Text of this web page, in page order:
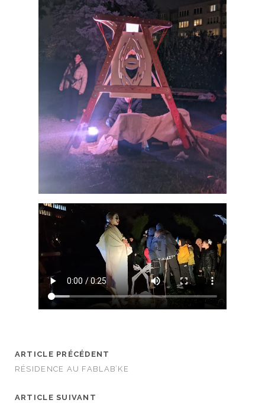
ARTICLE PRÉCÉDENT
RÉSIDENCE AU FABLAB’KE
ARTICLE SUIVANT